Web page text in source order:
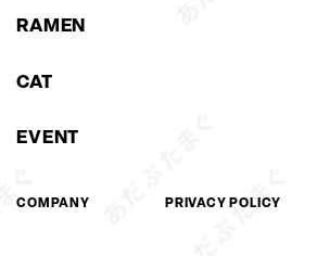
RAMEN
CAT
EVENT
COMPANY PRIVACY POLICY